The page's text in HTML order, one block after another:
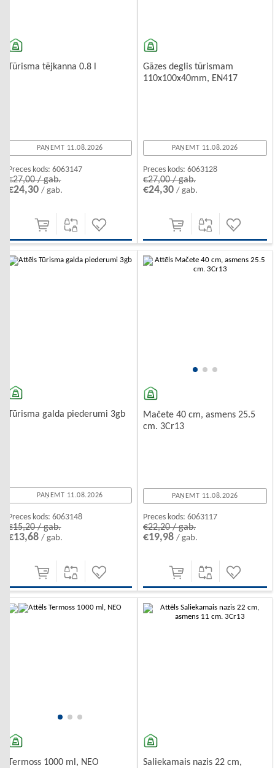
Tūrisma tējkanna 0.8 l
PAŅEMT 11.08.2026
Preces kods: 6063147
€27,00 / gab.
€24,30/ gab.
Gāzes deglis tūrismam
110x100x40mm, EN417
PAŅEMT 11.08.2026
Preces kods: 6063128
€27,00 / gab.
€24,30 / gab.
Tūrisma galda piederumi 3gb
PAŅEMT 11.08.2026
Preces kods: 6063148
€15,20 / gab.
€13,68/ gab.
Mačete 40 cm, asmens 25.5
cm. 3Cr13
PAŅEMT 11.08.2026
Preces kods: 6063117
€22,20 / gab.
€19,98 / gab.
Termoss 1000 ml, NEO
Saliekamais nazis 22 cm,